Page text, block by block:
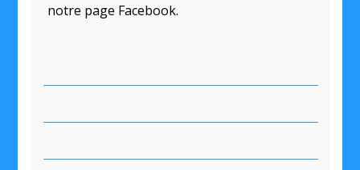
notre page Facebook.